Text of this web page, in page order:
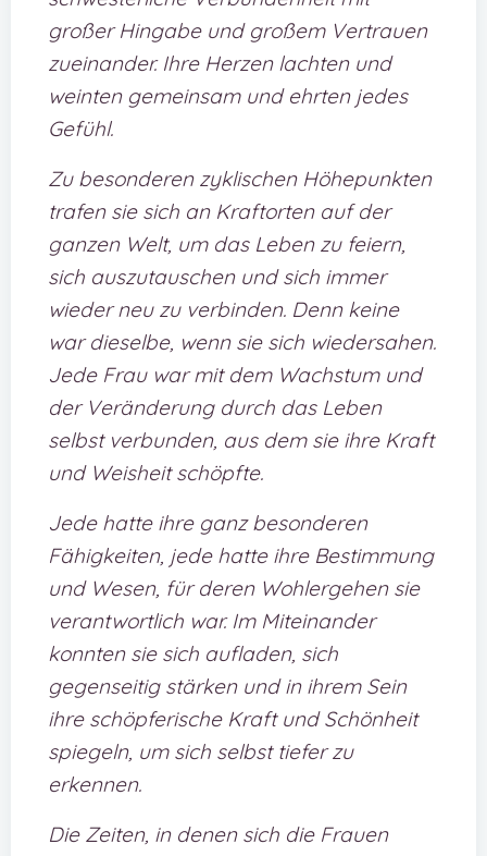
großer Hingabe und großem Vertrauen
zueinander. Ihre Herzen lachten und
weinten gemeinsam und ehrten jedes
Gefühl.
Zu besonderen zyklischen Höhepunkten
trafen sie sich an Kraftorten auf der
ganzen Welt, um das Leben zu feiern,
sich auszutauschen und sich immer
wieder neu zu verbinden. Denn keine
war dieselbe, wenn sie sich wiedersahen.
Jede Frau war mit dem Wachstum und
der Veränderung durch das Leben
selbst verbunden, aus dem sie ihre Kraft
und Weisheit schöpfte.
Jede hatte ihre ganz besonderen
Fähigkeiten, jede hatte ihre Bestimmung
und Wesen, für deren Wohlergehen sie
verantwortlich war. Im Miteinander
konnten sie sich aufladen, sich
gegenseitig stärken und in ihrem Sein
ihre schöpferische Kraft und Schönheit
spiegeln, um sich selbst tiefer zu
erkennen.
Die Zeiten, in denen sich die Frauen